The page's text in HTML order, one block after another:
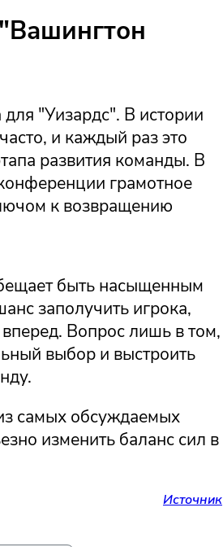
"Уизардс". В истории
и каждый раз это
развития команды. В
грамотное
к возвращению
быть насыщенным
заполучить игрока,
Вопрос лишь в том,
выбор и выстроить
самых обсуждаемых
изменить баланс сил в
Источник